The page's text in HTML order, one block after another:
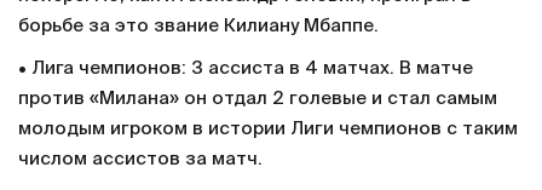
борьбе за это звание Килиану Мбаппе.
• Лига чемпионов: 3 ассиста в 4 матчах. В матче
против «Милана» он отдал 2 голевые и стал самым
молодым игроком в истории Лиги чемпионов с таким
числом ассистов за матч.